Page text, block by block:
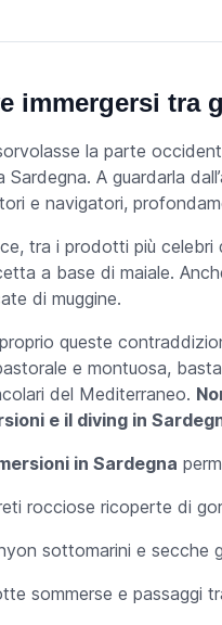
immergersi tra
la parte
Sardegna. A guardarla
e navigatori,
tra i prodotti più celebri
a base di maiale.
di muggine.
queste
e montuosa,
del Mediterraneo.
e il diving in
in Sardegna
rocciose ricoperte di
sottomarini e secche
sommerse e passaggi